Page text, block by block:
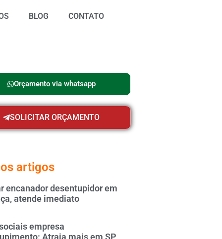
BLOG CONTATO
Orçamento via whatsapp
SOLICITAR ORÇAMENTO
artigos
encanador desentupidor em
atende imediato
empresa
Atraia mais em SP